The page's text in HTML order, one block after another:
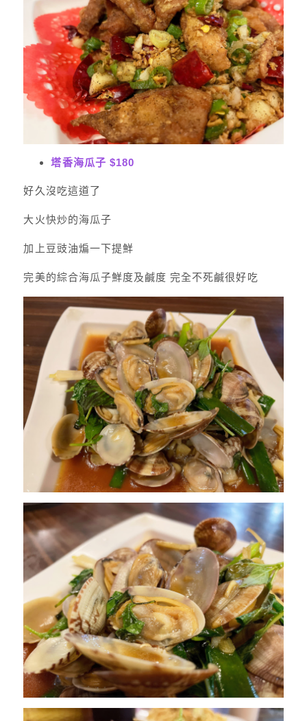
塔香海瓜子 $180
好久沒吃這道了
大火快炒的海瓜子
加上豆豉油煸一下提鮮
完美的綜合海瓜子鮮度及鹹度 完全不死鹹很好吃